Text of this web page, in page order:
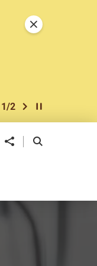
上一个
1/2 下一个开始/暂停幻灯
关闭特別通告
分享到 开启搜寻框